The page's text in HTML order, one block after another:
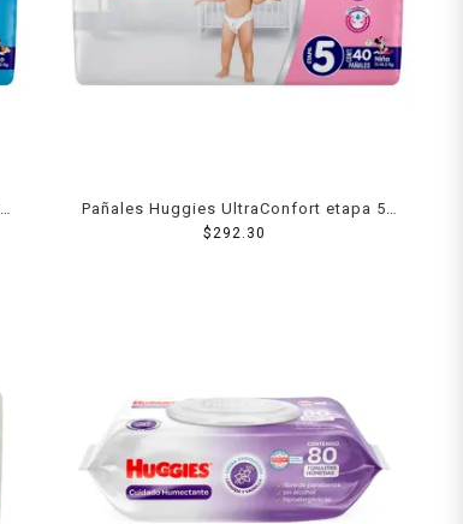
Pañales Huggies UltraConfort etapa 5
niña 40 piezas
$ 292.30